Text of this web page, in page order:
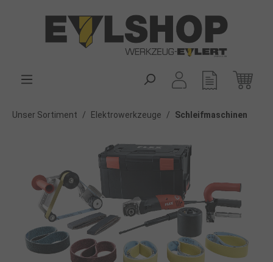
Unser Sortiment / Elektrowerkzeuge / Schleifmaschinen